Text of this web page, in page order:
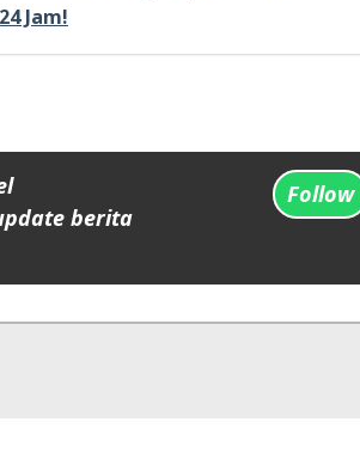
Jam!
berita
Follow